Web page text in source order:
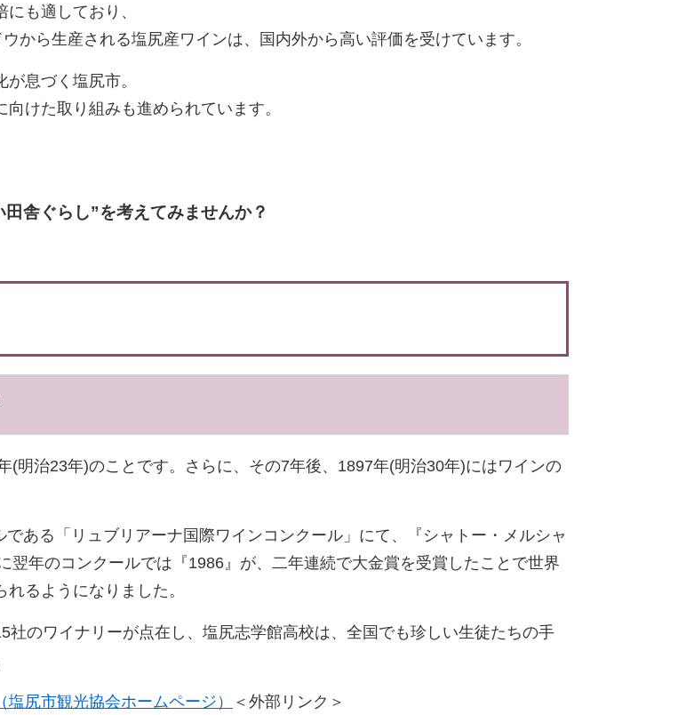
も適しており、
から生産される塩尻産ワインは、国内外から高い評価を受けています。
息づく塩尻市。
けた取り組みも進められています。
田舎ぐらし”を考えてみませんか？
明治23年)のことです。さらに、その7年後、1897年(明治30年)にはワインの
ある「リュブリアーナ国際ワインコンクール」にて、『シャトー・メルシャ
翌年のコンクールでは『1986』が、二年連続で大金賞を受賞したことで世界
るようになりました。
のワイナリーが点在し、塩尻志学館高校は、全国でも珍しい生徒たちの手
尻市観光協会ホームページ） ＜外部リンク＞